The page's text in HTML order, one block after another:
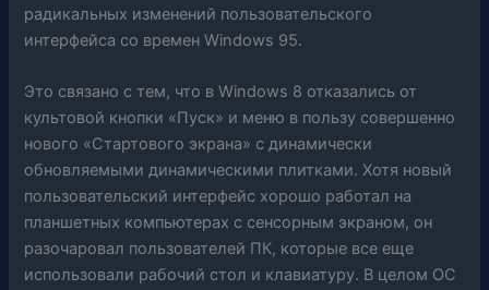
радикальных изменений пользовательского
интерфейса со времен Windows 95.
Это связано с тем, что в Windows 8 отказались от
культовой кнопки «Пуск» и меню в пользу совершенно
нового «Стартового экрана» с динамически
обновляемыми динамическими плитками. Хотя новый
пользовательский интерфейс хорошо работал на
планшетных компьютерах с сенсорным экраном, он
разочаровал пользователей ПК, которые все еще
использовали рабочий стол и клавиатуру. В целом ОС